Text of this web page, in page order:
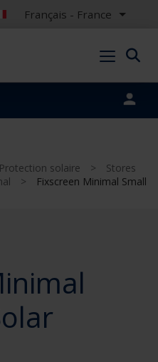
Français - France
Protection solaire >
Stores
>
Fixscreen Minimal Small